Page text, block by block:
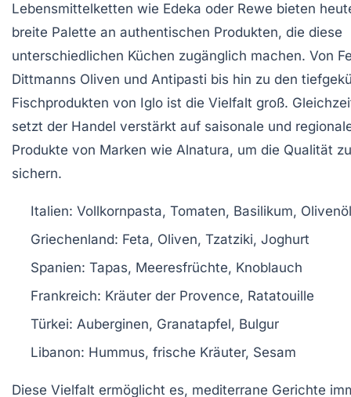
Lebensmittelketten wie Edeka oder Rewe bieten
breite Palette an authentischen Produkten, die diese
unterschiedlichen Küchen zugänglich machen. Von
Dittmanns Oliven und Antipasti bis hin zu den
Fischprodukten von Iglo ist die Vielfalt groß.
setzt der Handel verstärkt auf saisonale und
Produkte von Marken wie Alnatura, um die Qualität zu
sichern.
Italien: Vollkornpasta, Tomaten, Basilikum, Olivenöl
Griechenland: Feta, Oliven, Tzatziki, Joghurt
Spanien: Tapas, Meeresfrüchte, Knoblauch
Frankreich: Kräuter der Provence, Ratatouille
Türkei: Auberginen, Granatapfel, Bulgur
Libanon: Hummus, frische Kräuter, Sesam
Diese Vielfalt ermöglicht es, mediterrane Gerichte